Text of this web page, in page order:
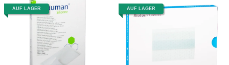
AUF LAGER AUF LAGER